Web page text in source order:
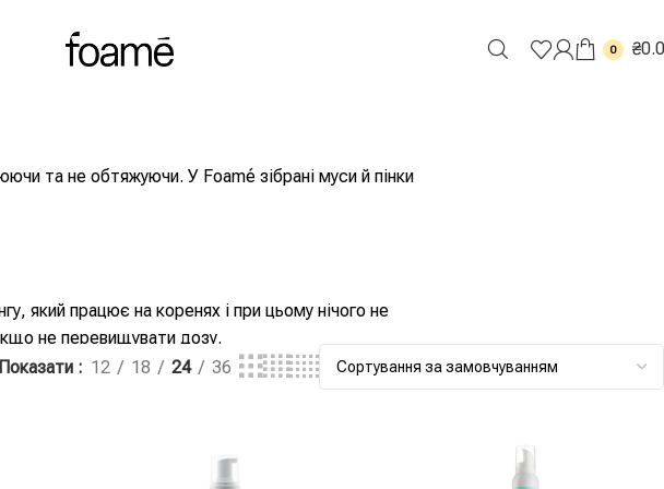
0 ₴
та не обтяжуючи. У Foamé зібрані муси й пінки
який працює на коренях і при цьому нічого не
не перевищувати дозу.
Розподіліть по вологих коренях і довжині,
— без сушіння мус працює наполовину.
Показати 12 18 24 36